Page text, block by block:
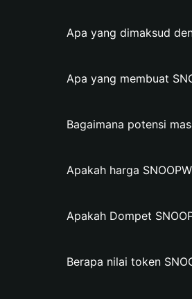
Apa yang dimaksud
Apa yang membuat
Bagaimana potensi
Apakah harga
Apakah Dompet
Berapa nilai token